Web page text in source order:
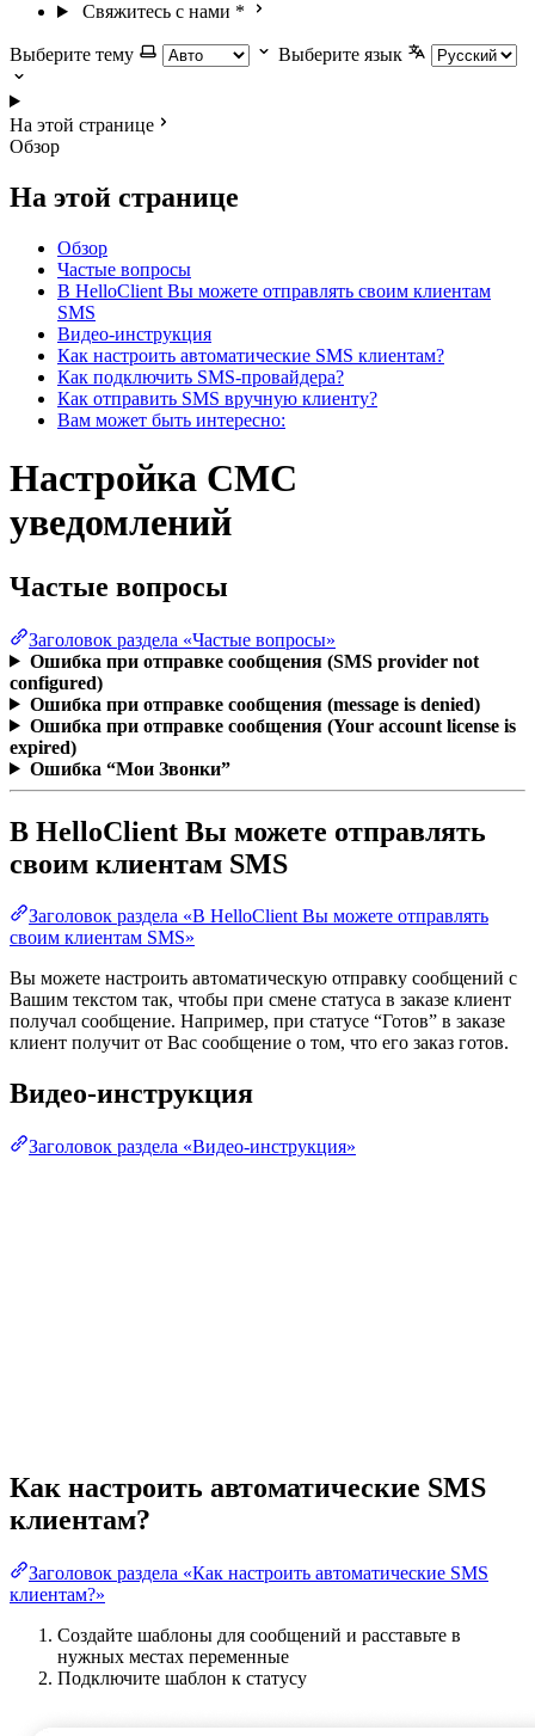
Свяжитесь с нами *
Выберите тему Выберите язык
На этой странице
Обзор
На этой странице
Обзор
Частые вопросы
В HelloClient Вы можете отправлять своим клиентам
SMS
Видео-инструкция
Как настроить автоматические SMS клиентам?
Как подключить SMS-провайдера?
Как отправить SMS вручную клиенту?
Вам может быть интересно:
Настройка СМС
уведомлений
Частые вопросы
Заголовок раздела «Частые вопросы»
Ошибка при отправке сообщения (SMS provider not
configured)
Ошибка при отправке сообщения (message is denied)
Ошибка при отправке сообщения (Your account license is
expired)
Ошибка “Мои Звонки”
В HelloClient Вы можете отправлять
своим клиентам SMS
Заголовок раздела «В HelloClient Вы можете отправлять
своим клиентам SMS»
Вы можете настроить автоматическую отправку сообщений с
Вашим текстом так, чтобы при смене статуса в заказе клиент
получал сообщение. Например, при статусе “Готов” в заказе
клиент получит от Вас сообщение о том, что его заказ готов.
Видео-инструкция
Заголовок раздела «Видео-инструкция»
Как настроить автоматические SMS
клиентам?
Заголовок раздела «Как настроить автоматические SMS
клиентам?»
Создайте шаблоны для сообщений и расставьте в
нужных местах переменные
Подключите шаблон к статусу